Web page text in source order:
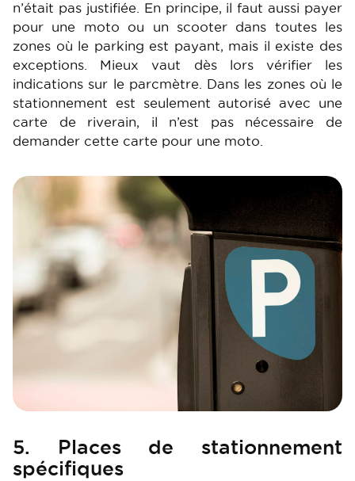
n’était pas justifiée. En principe, il faut aussi payer
pour une moto ou un scooter dans toutes les
zones où le parking est payant, mais il existe des
exceptions. Mieux vaut dès lors vérifier les
indications sur le parcmètre. Dans les zones où le
stationnement est seulement autorisé avec une
carte de riverain, il n’est pas nécessaire de
demander cette carte pour une moto.
Image
5. Places de stationnement
spécifiques